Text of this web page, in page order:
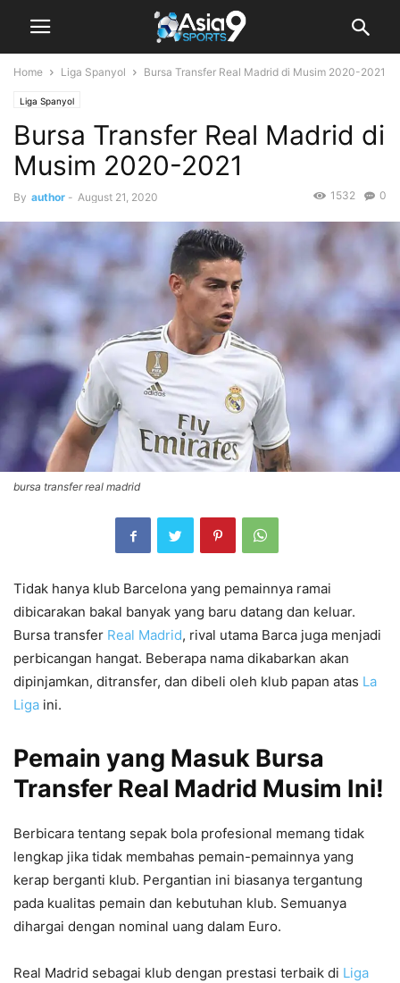
Home Liga Spanyol Bursa Transfer Real Madrid di Musim 2020-2021
Liga Spanyol
Bursa Transfer Real Madrid di
Musim 2020-2021
By author - August 21, 2020 0
1532
bursa transfer real madrid
Tidak hanya klub Barcelona yang pemainnya ramai
dibicarakan bakal banyak yang baru datang dan keluar.
Bursa transfer Real Madrid, rival utama Barca juga menjadi
perbicangan hangat. Beberapa nama dikabarkan akan
dipinjamkan, ditransfer, dan dibeli oleh klub papan atas La
Liga ini.
Pemain yang Masuk Bursa
Transfer Real Madrid Musim Ini!
Berbicara tentang sepak bola profesional memang tidak
lengkap jika tidak membahas pemain-pemainnya yang
kerap berganti klub. Pergantian ini biasanya tergantung
pada kualitas pemain dan kebutuhan klub. Semuanya
dihargai dengan nominal uang dalam Euro.
Real Madrid sebagai klub dengan prestasi terbaik di Liga